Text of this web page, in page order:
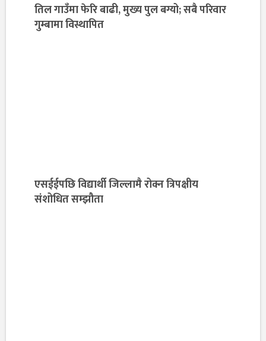
तिल गाउँमा फेरि बाढी, मुख्य पुल बग्यो; सबै परिवार
गुम्बामा विस्थापित
एसईईपछि विद्यार्थी जिल्लामै रोक्न त्रिपक्षीय
संशोधित सम्झौता